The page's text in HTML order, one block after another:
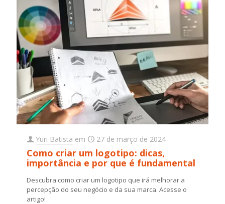
Yuri Batista em 27 de março de 2024
Como criar um logotipo: dicas,
importância e por que é fundamental
Descubra como criar um logotipo que irá melhorar a
percepção do seu negócio e da sua marca. Acesse o
artigo!